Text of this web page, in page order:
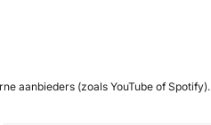
aanbieders (zoals YouTube of Spotify).